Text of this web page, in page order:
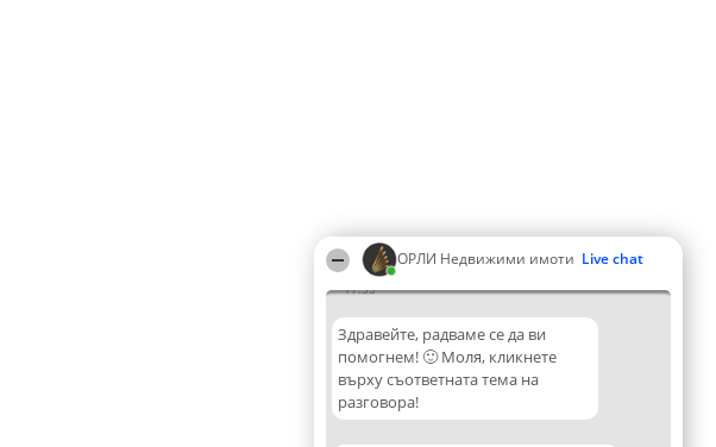
ОРЛИ Недвижими имоти Live chat
17:55
Здравейте, радваме се да ви
помогнем! 🙂 Моля, кликнете
върху съответната тема на
разговора!